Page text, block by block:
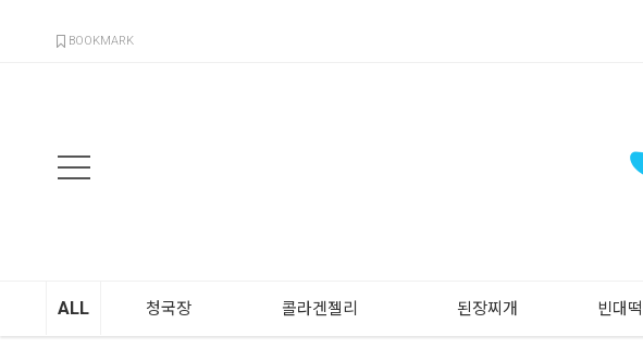
BOOKMARK
ALL 청국장 콜라겐젤리 된장찌개 빈대떡